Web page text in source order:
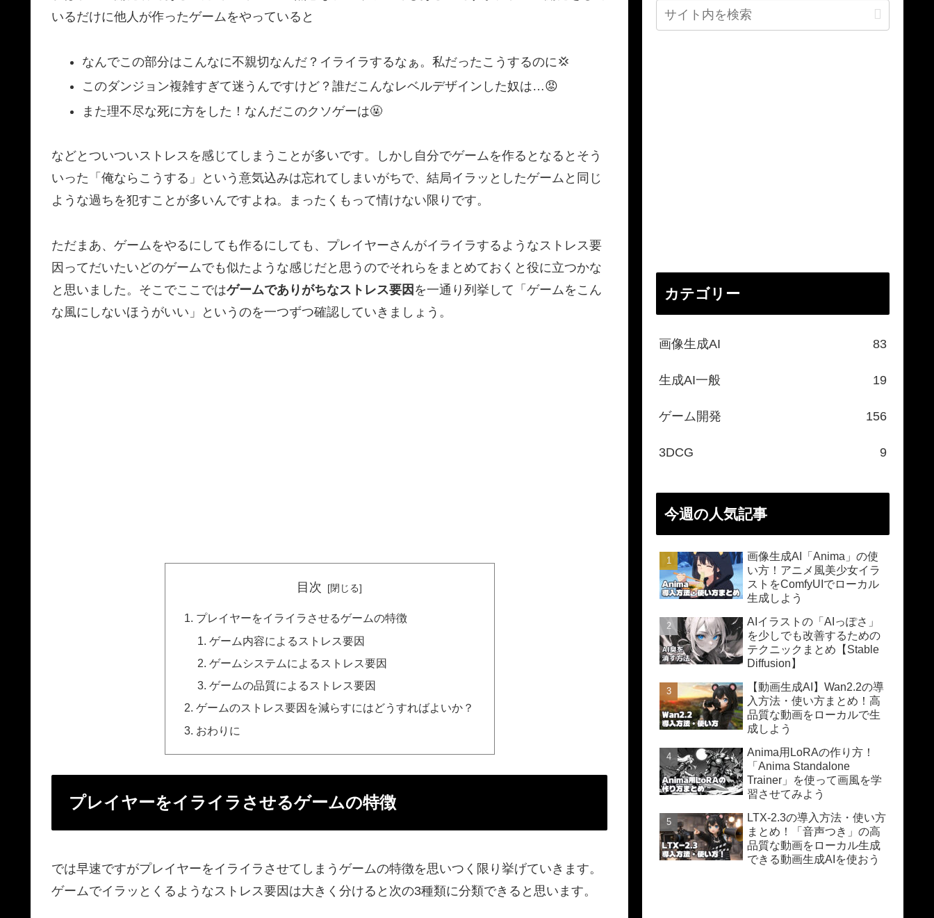
いるだけに他人が作ったゲームをやっていると
なんでこの部分はこんなに不親切なんだ？イライラするなぁ。私だったこうするのに💢
このダンジョン複雑すぎて迷うんですけど？誰だこんなレベルデザインした奴は…😡
また理不尽な死に方をした！なんだこのクソゲーは🤬
などとついついストレスを感じてしまうことが多いです。しかし自分でゲームを作るとなるとそう
いった「俺ならこうする」という意気込みは忘れてしまいがちで、結局イラッとしたゲームと同じ
ような過ちを犯すことが多いんですよね。まったくもって情けない限りです。
ただまあ、ゲームをやるにしても作るにしても、プレイヤーさんがイライラするようなストレス要
因ってだいたいどのゲームでも似たような感じだと思うのでそれらをまとめておくと役に立つかな
と思いました。そこでここではゲームでありがちなストレス要因 を一通り列挙して「ゲームをこん
な風にしないほうがいい」というのを一つずつ確認していきましょう。
目次
プレイヤーをイライラさせるゲームの特徴
ゲーム内容によるストレス要因
ゲームシステムによるストレス要因
ゲームの品質によるストレス要因
ゲームのストレス要因を減らすにはどうすればよいか？
おわりに
プレイヤーをイライラさせるゲームの特徴
では早速ですがプレイヤーをイライラさせてしまうゲームの特徴を思いつく限り挙げていきます。
ゲームでイラッとくるようなストレス要因は大きく分けると次の3種類に分類できると思います。
カテゴリー
画像生成AI 83
生成AI一般 19
ゲーム開発 156
3DCG 9
今週の人気記事
画像生成AI「Anima」の使
い方！アニメ風美少女イラ
ストをComfyUIでローカル
生成しよう
AIイラストの「AIっぽさ」
を少しでも改善するための
テクニックまとめ【Stable
Diffusion】
【動画生成AI】Wan2.2の導
入方法・使い方まとめ！高
品質な動画をローカルで生
成しよう
Anima用LoRAの作り方！
「Anima Standalone
Trainer」を使って画風を学
習させてみよう
LTX-2.3の導入方法・使い方
まとめ！「音声つき」の高
品質な動画をローカル生成
できる動画生成AIを使おう